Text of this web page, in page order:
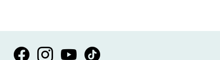
Volksoper Facebook
Volksoper Instagram
Volksoper Youtube
Volksoper TikTok